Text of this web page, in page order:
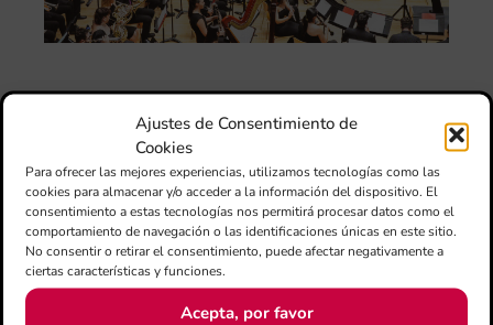
Ajustes de Consentimiento de
Cookies
Para ofrecer las mejores experiencias, utilizamos tecnologías como las
cookies para almacenar y/o acceder a la información del dispositivo. El
consentimiento a estas tecnologías nos permitirá procesar datos como el
comportamiento de navegación o las identificaciones únicas en este sitio.
No consentir o retirar el consentimiento, puede afectar negativamente a
ciertas características y funciones.
Acepta, por favor